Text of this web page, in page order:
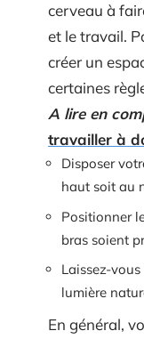
cerveau à
et le travail.
créer un
certaines
A lire en
travailler à
Disposer
haut soit au
Positionner
bras soient
Laissez-
lumière
En général,